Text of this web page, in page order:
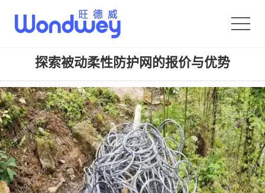
探索被动柔性防护网的报价与优势